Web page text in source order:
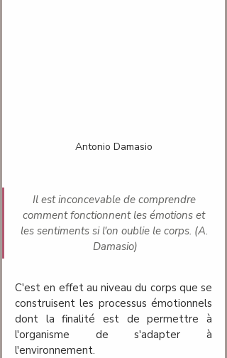
Antonio Damasio
Il est inconcevable de comprendre
comment fonctionnent les émotions et
les sentiments si l'on oublie le corps. (A.
Damasio)
C'est en effet au niveau du corps que se
construisent les processus émotionnels
dont la finalité est de permettre à
l'organisme de s'adapter à
l'environnement.